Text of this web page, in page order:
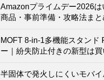
Amazonプライムデー2026
商品・事前準備・攻略法まと
MOFT 8-in-1多機能スタンド
ー｜紛失防止付きの新型は買
半固体で発火しにくいモバイ